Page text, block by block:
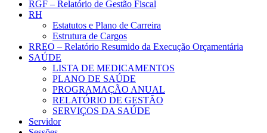
RGF – Relatório de Gestão Fiscal
RH
Estatutos e Plano de Carreira
Estrutura de Cargos
RREO – Relatório Resumido da Execução Orçamentária
SAÚDE
LISTA DE MEDICAMENTOS
PLANO DE SAÚDE
PROGRAMAÇÃO ANUAL
RELATÓRIO DE GESTÃO
SERVIÇOS DA SAÚDE
Servidor